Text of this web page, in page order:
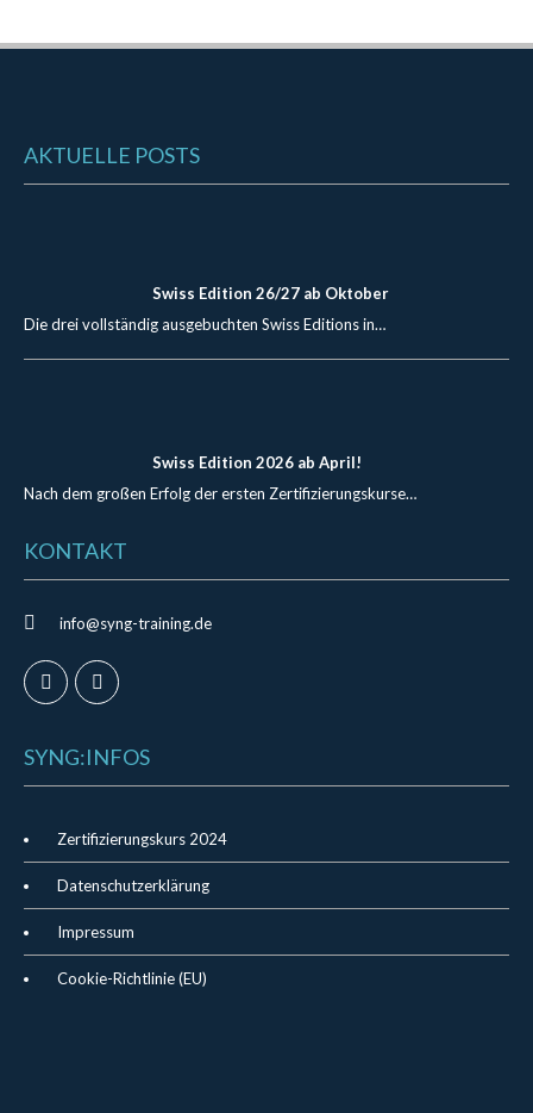
AKTUELLE POSTS
Swiss Edition 26/27 ab Oktober
Die drei vollständig ausgebuchten Swiss Editions in…
Swiss Edition 2026 ab April!
Nach dem großen Erfolg der ersten Zertifizierungskurse…
KONTAKT
info@syng-training.de
SYNG:INFOS
Zertifizierungskurs 2024
Datenschutzerklärung
Impressum
Cookie-Richtlinie (EU)